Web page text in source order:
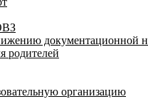
документационной
родителей
организацию